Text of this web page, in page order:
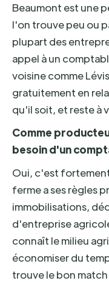
Beaumont est une
l'on trouve peu ou
plupart des
appel à un
voisine comme
gratuitement en
qu'il soit, et reste à
Comme
besoin d'un
Oui, c'est
ferme a ses règles
immobilisations,
d'entreprise
connaît le milieu
économiser du
trouve le bon